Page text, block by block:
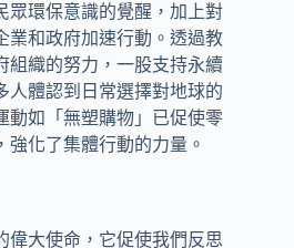
眾環保意識的覺醒，加上對
業和政府加速行動。透過教
組織的努力，一股支持永續
人體認到日常選擇對地球的
動如「無塑購物」已促使零
化了集體行動的力量。
偉大使命，它促使我們反思